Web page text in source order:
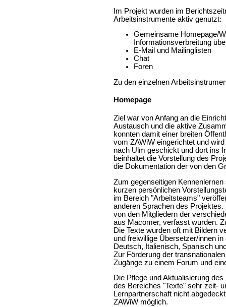
Im Projekt wurden im
Arbeitsinstrumente aktiv genutzt:
Gemeinsame Homepage/
Informationsverbreitung
E-Mail und Mailinglisten
Chat
Foren
Zu den einzelnen
Homepage
Ziel war von Anfang an die
Austausch und die aktive
konnten damit einer breiten
vom ZAWiW eingerichtet und
nach Ulm geschickt und dort ins
beinhaltet die Vorstellung des
die Dokumentation der von den
Zum gegenseitigen
kurzen persönlichen
im Bereich "Arbeitsteams"
anderen Sprachen des
von den Mitgliedern der
aus Macomer, verfasst wurden.
Die Texte wurden oft mit Bildern
und freiwillige Übersetzer/innen
Deutsch, Italienisch, Spanisch
Zur Förderung der
Zugänge zu einem Forum und
Die Pflege und Aktualisierung
des Bereiches "Texte" sehr zeit-
Lernpartnerschaft nicht
ZAWiW möglich.